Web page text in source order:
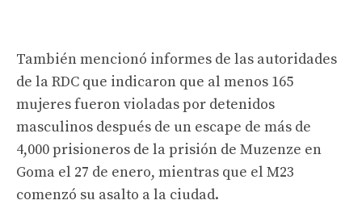
También mencionó informes de las autoridades
de la RDC que indicaron que al menos 165
mujeres fueron violadas por detenidos
masculinos después de un escape de más de
4,000 prisioneros de la prisión de Muzenze en
Goma el 27 de enero, mientras que el M23
comenzó su asalto a la ciudad.